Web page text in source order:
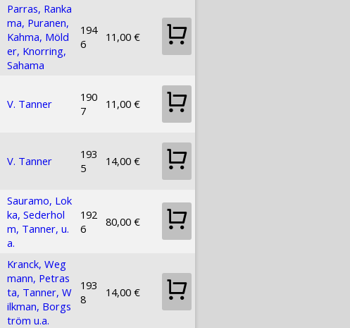
Parras, Ranka
ma, Puranen,
Kahma, Möld
er, Knorring,
Sahama
194
6
11,00 €
V. Tanner
190
7
11,00 €
V. Tanner
193
5
14,00 €
Sauramo, Lok
ka, Sederhol
m, Tanner, u.
a.
192
6
80,00 €
Kranck, Weg
mann, Petras
ta, Tanner, W
ilkman, Borgs
tröm u.a.
193
8
14,00 €